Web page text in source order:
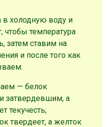
холодную воду и
чтобы температура
затем ставим на
и после того как
— белок
затвердевшим, а
текучесть;
твердеет, а желток